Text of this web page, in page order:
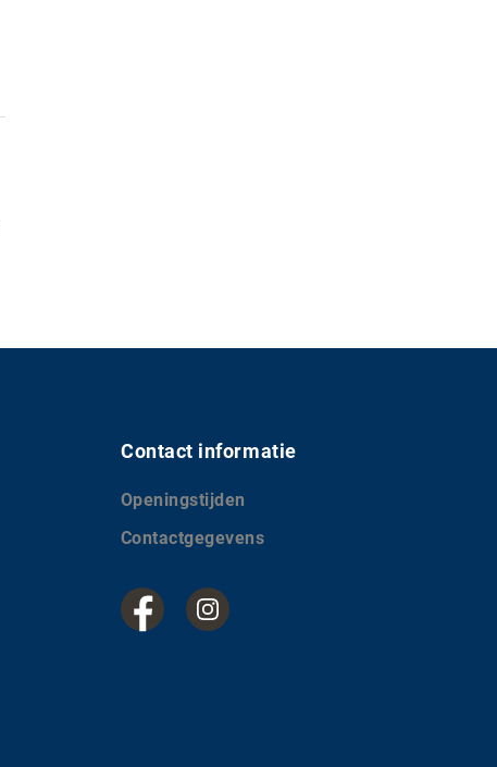
Contact informatie
Openingstijden
Contactgegevens